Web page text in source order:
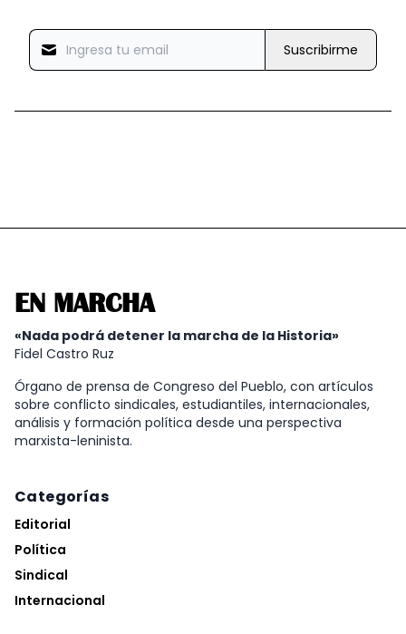
Suscribirme
EN MARCHA
«Nada podrá detener la marcha de la Historia»
Fidel Castro Ruz
Órgano de prensa de Congreso del Pueblo, con artículos
sobre conflicto sindicales, estudiantiles, internacionales,
análisis y formación política desde una perspectiva
marxista-leninista.
Categorías
Editorial
Política
Sindical
Internacional